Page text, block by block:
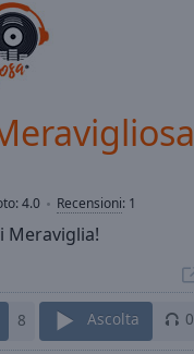
4.0 Recensioni: 1
Meraviglia!
8 Ascolta 0